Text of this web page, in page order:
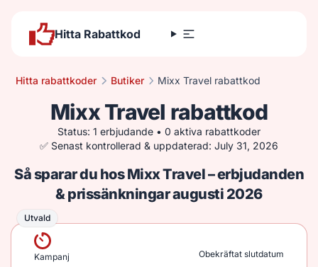
Hitta Rabattkod
Hitta rabattkoder Butiker Mixx Travel rabattkod
Mixx Travel rabattkod
Status: 1 erbjudande • 0 aktiva rabattkoder
✅ Senast kontrollerad & uppdaterad: July 31, 2026
Så sparar du hos Mixx Travel – erbjudanden
& prissänkningar augusti 2026
Utvald
Utvald
Kampanj Obekräftat slutdatum